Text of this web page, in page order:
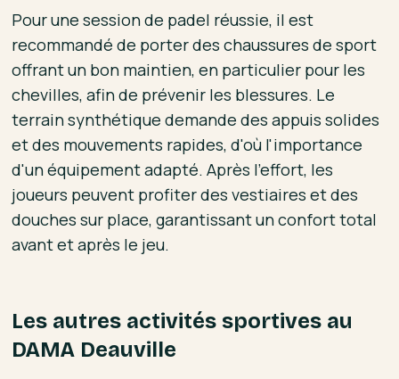
Pour une session de padel réussie, il est
recommandé de porter des chaussures de sport
offrant un bon maintien, en particulier pour les
chevilles, afin de prévenir les blessures. Le
terrain synthétique demande des appuis solides
et des mouvements rapides, d'où l'importance
d'un équipement adapté. Après l'effort, les
joueurs peuvent profiter des vestiaires et des
douches sur place, garantissant un confort total
avant et après le jeu.
Les autres activités sportives au
DAMA Deauville